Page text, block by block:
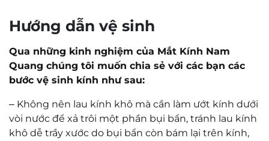
Hướng dẫn vệ sinh
Qua những kinh nghiệm của Mắt Kính Nam
Quang chúng tôi muốn chia sẻ với các bạn các
bước vệ sinh kính như sau:
– Không nên lau kính khô mà cần làm ướt kính dưới
vòi nước để xả trôi một phần bụi bẩn, tránh lau kính
khô dễ trầy xước do bụi bẩn còn bám lại trên kính,